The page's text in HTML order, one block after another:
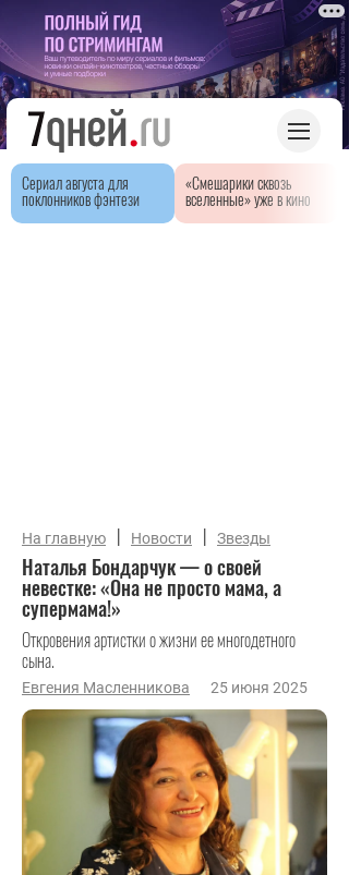
Сериал августа для
поклонников фэнтези
«Смешарики сквозь
вселенные» уже в кино
На главную | Новости | Звезды
Наталья Бондарчук — о своей
невестке: «Она не просто мама, а
супермама!»
Откровения артистки о жизни ее многодетного
сына.
Евгения Масленникова 25 июня 2025